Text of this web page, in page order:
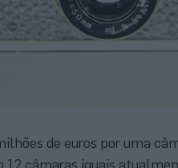
de euros por uma
12 câmaras iguais